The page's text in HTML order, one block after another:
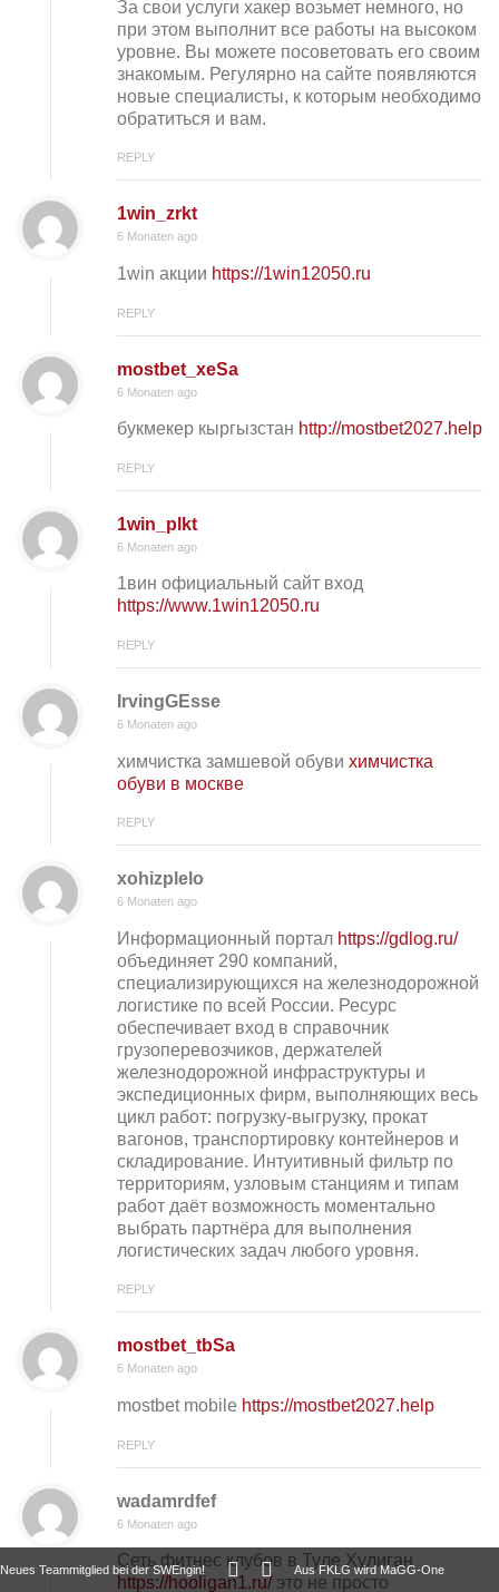
Neues Teammitglied bei der SWEngin! Aus FKLG wird MaGG-One
За свои услуги хакер возьмет немного, но
при этом выполнит все работы на высоком
уровне. Вы можете посоветовать его своим
знакомым. Регулярно на сайте появляются
новые специалисты, к которым необходимо
обратиться и вам.
REPLY
1win_zrkt
6 Monaten ago
1win акции https://1win12050.ru
REPLY
mostbet_xeSa
6 Monaten ago
букмекер кыргызстан http://mostbet2027.help
REPLY
1win_plkt
6 Monaten ago
1вин официальный сайт вход
https://www.1win12050.ru
REPLY
IrvingGEsse
6 Monaten ago
химчистка замшевой обуви химчистка
обуви в москве
REPLY
xohizplelo
6 Monaten ago
Информационный портал https://gdlog.ru/
объединяет 290 компаний,
специализирующихся на железнодорожной
логистике по всей России. Ресурс
обеспечивает вход в справочник
грузоперевозчиков, держателей
железнодорожной инфраструктуры и
экспедиционных фирм, выполняющих весь
цикл работ: погрузку-выгрузку, прокат
вагонов, транспортировку контейнеров и
складирование. Интуитивный фильтр по
территориям, узловым станциям и типам
работ даёт возможность моментально
выбрать партнёра для выполнения
логистических задач любого уровня.
REPLY
mostbet_tbSa
6 Monaten ago
mostbet mobile https://mostbet2027.help
REPLY
wadamrdfef
6 Monaten ago
Сеть фитнес клубов в Туле Хулиган
https://hooligan1.ru/ это не просто